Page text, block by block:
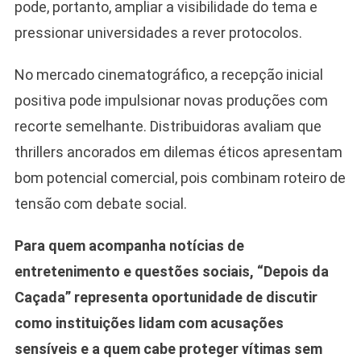
pode, portanto, ampliar a visibilidade do tema e
pressionar universidades a rever protocolos.
No mercado cinematográfico, a recepção inicial
positiva pode impulsionar novas produções com
recorte semelhante. Distribuidoras avaliam que
thrillers ancorados em dilemas éticos apresentam
bom potencial comercial, pois combinam roteiro de
tensão com debate social.
Para quem acompanha notícias de
entretenimento e questões sociais, “Depois da
Caçada” representa oportunidade de discutir
como instituições lidam com acusações
sensíveis e a quem cabe proteger vítimas sem